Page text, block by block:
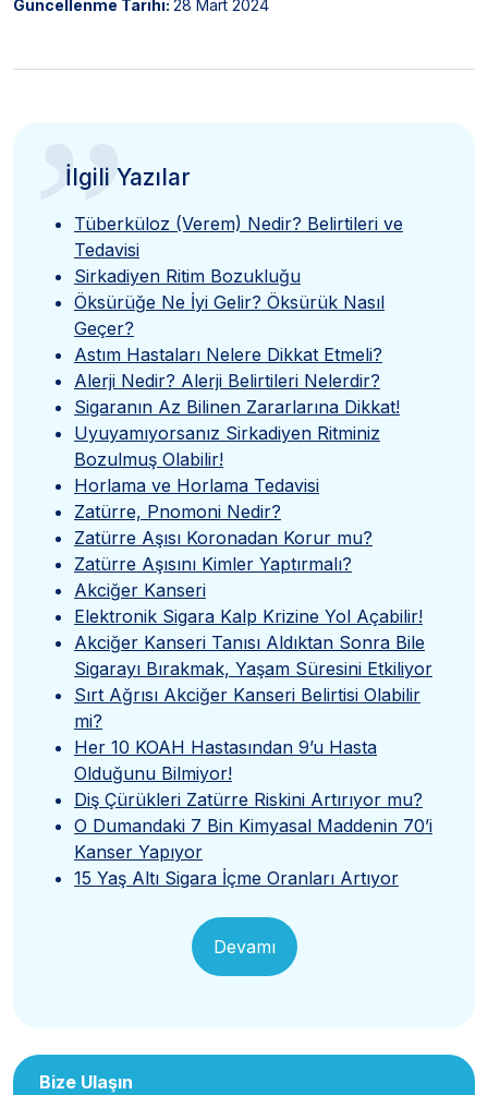
Güncellenme Tarihi: 28 Mart 2024
”
İlgili Yazılar
Tüberküloz (Verem) Nedir? Belirtileri ve
Tedavisi
Sirkadiyen Ritim Bozukluğu
Öksürüğe Ne İyi Gelir? Öksürük Nasıl
Geçer?
Astım Hastaları Nelere Dikkat Etmeli?
Alerji Nedir? Alerji Belirtileri Nelerdir?
Sigaranın Az Bilinen Zararlarına Dikkat!
Uyuyamıyorsanız Sirkadiyen Ritminiz
Bozulmuş Olabilir!
Horlama ve Horlama Tedavisi
Zatürre, Pnomoni Nedir?
Zatürre Aşısı Koronadan Korur mu?
Zatürre Aşısını Kimler Yaptırmalı?
Akciğer Kanseri
Elektronik Sigara Kalp Krizine Yol Açabilir!
Akciğer Kanseri Tanısı Aldıktan Sonra Bile
Sigarayı Bırakmak, Yaşam Süresini Etkiliyor
Sırt Ağrısı Akciğer Kanseri Belirtisi Olabilir
mi?
Her 10 KOAH Hastasından 9’u Hasta
Olduğunu Bilmiyor!
Diş Çürükleri Zatürre Riskini Artırıyor mu?
O Dumandaki 7 Bin Kimyasal Maddenin 70’i
Kanser Yapıyor
15 Yaş Altı Sigara İçme Oranları Artıyor
Devamı
Bize Ulaşın